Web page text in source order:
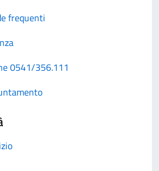
frequenti
0541/356.111